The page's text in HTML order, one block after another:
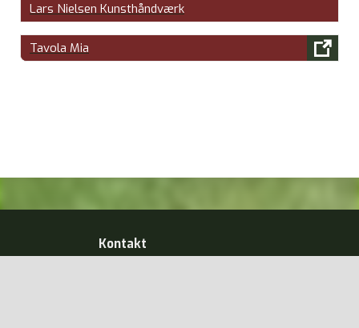
Lars Nielsen Kunsthåndværk
Tavola Mia 
Kontakt
Sønderho